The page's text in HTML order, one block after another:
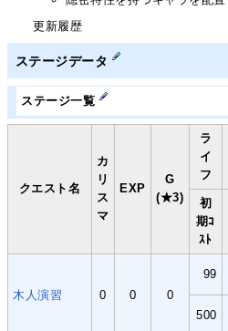
更新履歴
ステージデータ
ステージ一覧
クエスト名
カ
リ
ス
マ
EXP
G
(★3)
ラ
イ
フ
初
期ｺ
ｽﾄ
木人演習 0 0 0
99
500